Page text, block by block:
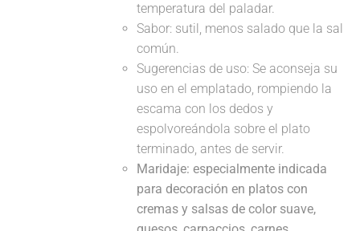
temperatura del paladar.
Sabor: sutil, menos salado que la sal
común.
Sugerencias de uso: Se aconseja su
uso en el emplatado, rompiendo la
escama con los dedos y
espolvoreándola sobre el plato
terminado, antes de servir.
Maridaje: especialmente indicada
para decoración en platos con
cremas y salsas de color suave,